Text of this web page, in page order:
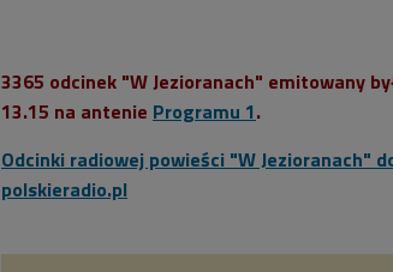
3365 odcinek "W Jezioranach" emitowany
13.15 na antenie Programu 1.
Odcinki radiowej powieści "W Jezioranach"
polskieradio.pl